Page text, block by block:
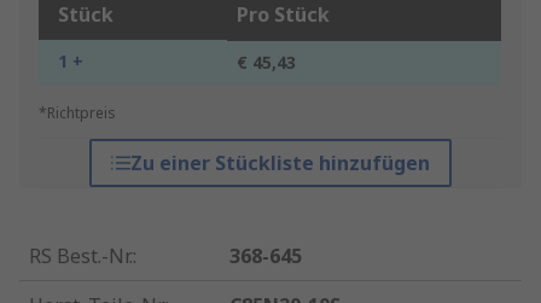
Stück Pro Stück
1 + € 45,43
*Richtpreis
Zu einer Stückliste hinzufügen
RS Best.-Nr.:
368-645